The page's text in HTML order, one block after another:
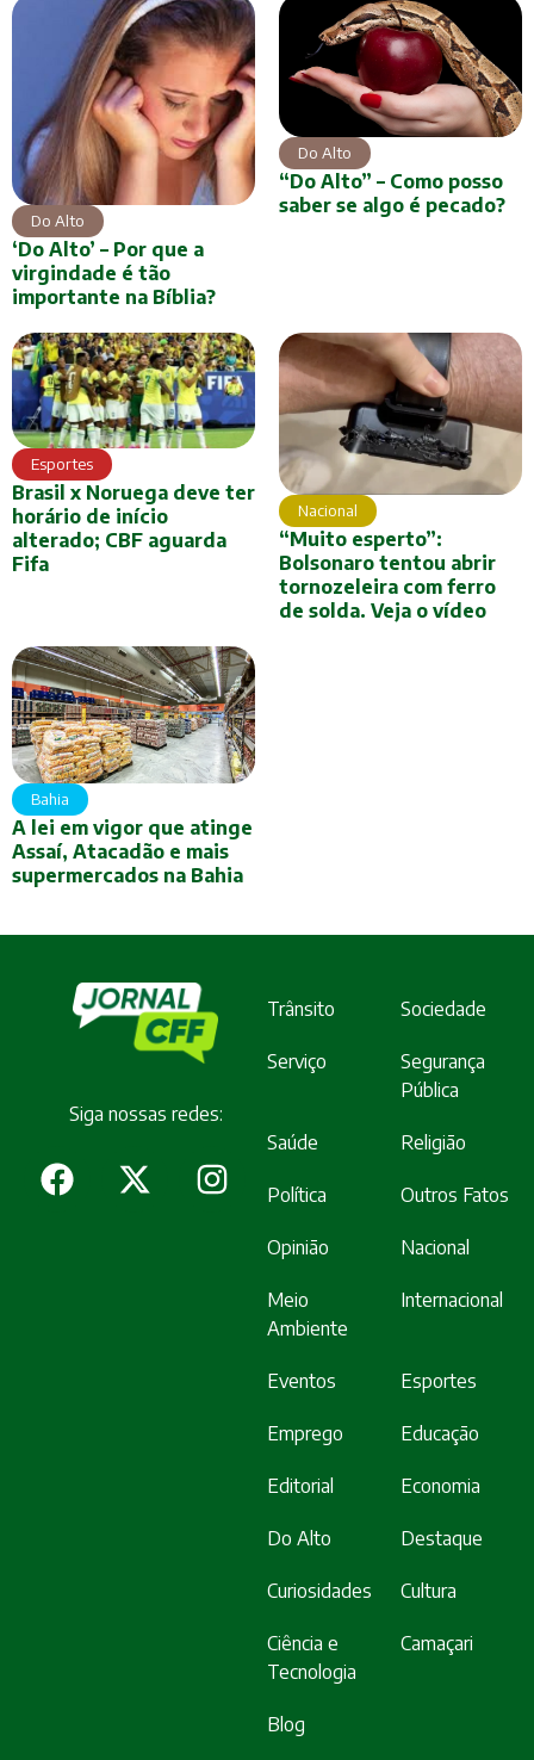
Do Alto
‘Do Alto’ – Por que a
virgindade é tão
importante na Bíblia?
Do Alto
“Do Alto” – Como posso
saber se algo é pecado?
Esportes
Brasil x Noruega deve ter
horário de início
alterado; CBF aguarda
Fifa
Nacional
“Muito esperto”:
Bolsonaro tentou abrir
tornozeleira com ferro
de solda. Veja o vídeo
Bahia
A lei em vigor que atinge
Assaí, Atacadão e mais
supermercados na Bahia
Siga nossas redes:
Trânsito Sociedade
Serviço
Segurança
Pública
Saúde Religião
Política Outros Fatos
Opinião Nacional
Meio
Ambiente
Internacional
Eventos Esportes
Emprego Educação
Editorial Economia
Do Alto Destaque
Curiosidades Cultura
Ciência e
Tecnologia
Camaçari
Blog